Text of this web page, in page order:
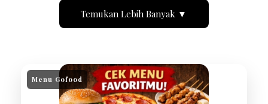
Temukan Lebih Banyak ▼
Menu Gofood